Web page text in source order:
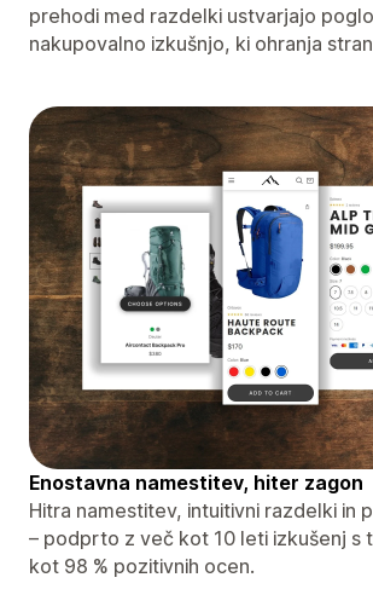
prehodi med razdelki ustvarjajo
nakupovalno izkušnjo, ki ohranja
Enostavna namestitev, hiter zagon
Hitra namestitev, intuitivni razdelki in
– podprto z več kot 10 leti izkušenj s
kot 98 % pozitivnih ocen.